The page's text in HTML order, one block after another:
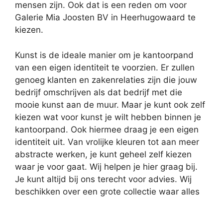
mensen zijn. Ook dat is een reden om voor
Galerie Mia Joosten BV in Heerhugowaard te
kiezen.
Kunst is de ideale manier om je kantoorpand
van een eigen identiteit te voorzien. Er zullen
genoeg klanten en zakenrelaties zijn die jouw
bedrijf omschrijven als dat bedrijf met die
mooie kunst aan de muur. Maar je kunt ook zelf
kiezen wat voor kunst je wilt hebben binnen je
kantoorpand. Ook hiermee draag je een eigen
identiteit uit. Van vrolijke kleuren tot aan meer
abstracte werken, je kunt geheel zelf kiezen
waar je voor gaat. Wij helpen je hier graag bij.
Je kunt altijd bij ons terecht voor advies. Wij
beschikken over een grote collectie waar alles